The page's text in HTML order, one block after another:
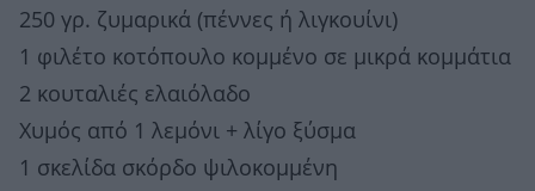
250 γρ. ζυμαρικά (πέννες ή λιγκουίνι)
1 φιλέτο κοτόπουλο κομμένο σε μικρά κομμάτια
2 κουταλιές ελαιόλαδο
Χυμός από 1 λεμόνι + λίγο ξύσμα
1 σκελίδα σκόρδο ψιλοκομμένη